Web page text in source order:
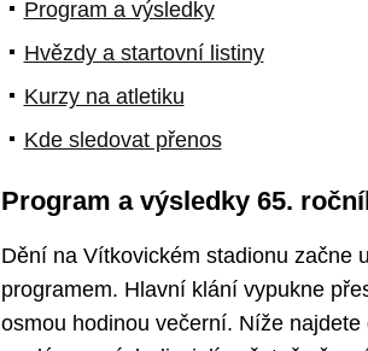
Program a výsledky
Hvězdy a startovní listiny
Kurzy na atletiku
Kde sledovat přenos
Program a výsledky 65.
Dění na Vítkovickém stadionu začne
programem. Hlavní klání vypukne
osmou hodinou večerní. Níže